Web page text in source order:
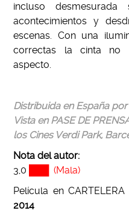
incluso
acontecimientos y
escenas. Con una
correctas la cinta no
aspecto.
Distribuida en España
Vista en PASE DE
los Cines Verdi Park,
Nota del autor:
3,0
(Mala)
Película en
2014